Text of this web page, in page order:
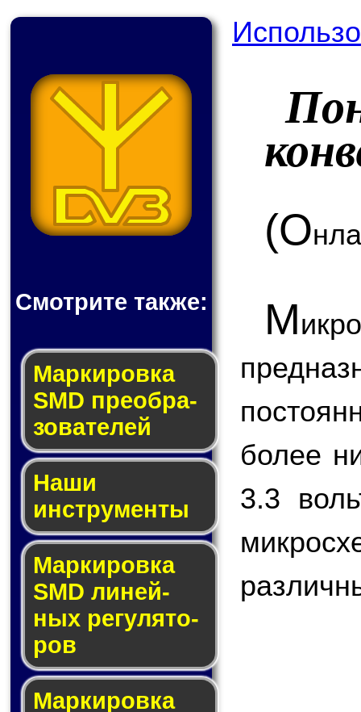
Смотрите также:
Мар­ки­ров­ка
SMD пре­об­ра­
зо­ва­те­лей
Наши
инструменты
Маркировка
SMD ли­ней­
ных ре­гу­ля­то­
ров
Маркировка
(О
М
более
3.3